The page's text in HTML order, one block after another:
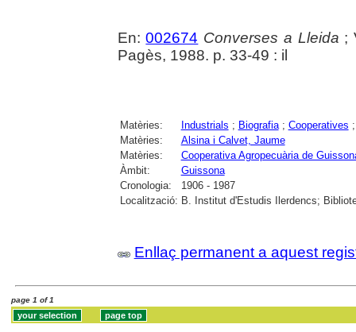
En:002674 Converses a Lleida ;
Pagès, 1988. p. 33-49 : il
Matèries: Industrials ; Biografia; Cooperatives
Matèries:
Alsina i Calvet, Jaume
Matèries:
Cooperativa Agropecuària de
Àmbit:
Guissona
Cronologia:
1906 - 1987
Localització: B. Institut d'Estudis Ilerdencs;
Enllaç permanent a aquest
page 1 of 1